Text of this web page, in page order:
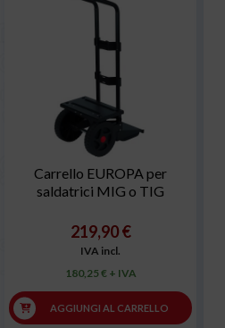
Carrello EUROPA per
saldatrici MIG o TIG
219,90 €
IVA incl.
180,25 € + IVA
AGGIUNGI AL CARRELLO